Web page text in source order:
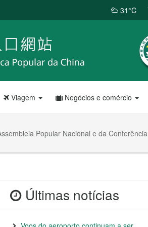
31°C
Viagem Negócios e comércio
Popular Nacional e da Conferência
Últimas notícias